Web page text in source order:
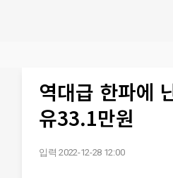
역대급 한파에
유33.1만원
입력 2022-12-28 12:00